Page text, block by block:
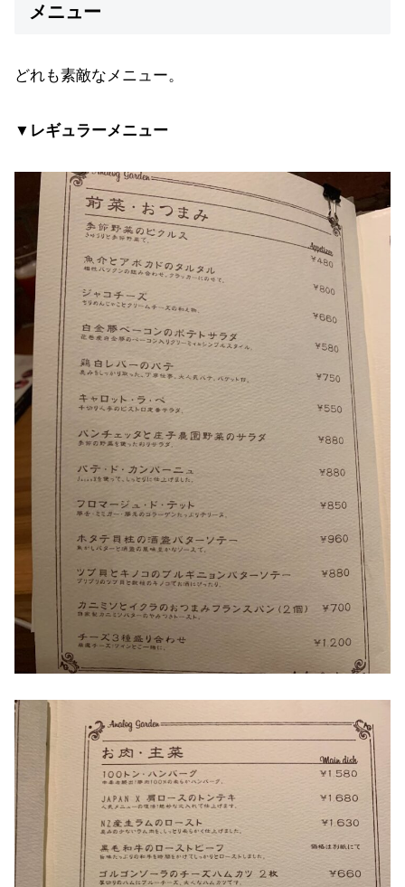
メニュー
どれも素敵なメニュー。
▼レギュラーメニュー